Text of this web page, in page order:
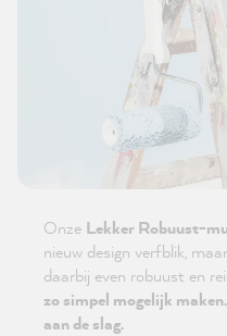
Onze Lekker Robuust-
nieuw design verfblik,
daarbij even robuust en
zo simpel mogelijk
aan de slag.